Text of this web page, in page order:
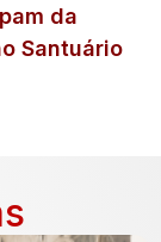
da
Santuário